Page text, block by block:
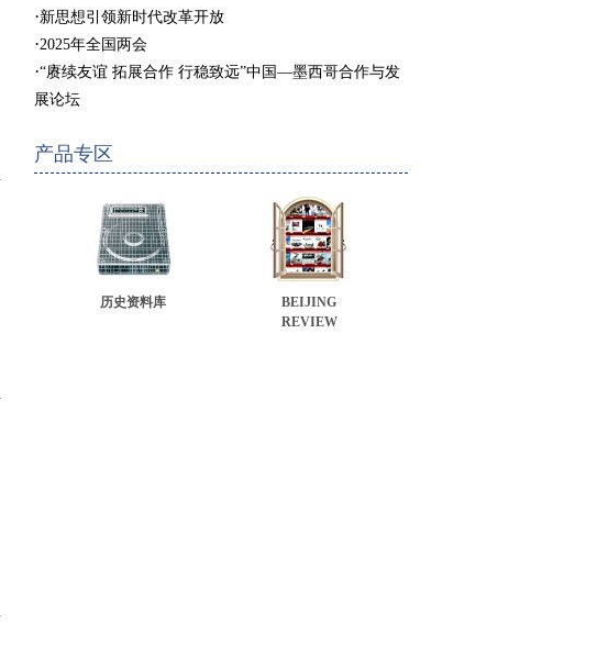
·新思想引领新时代改革开放
·2025年全国两会
·“赓续友谊 拓展合作 行稳致远”中国—墨西哥合作与发
展论坛
产品专区
历史资料库
BEIJING
REVIEW